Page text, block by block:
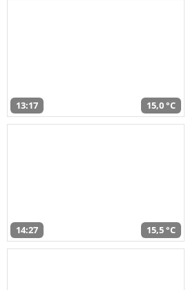
13:17 15,0 °C
14:27 15,5 °C